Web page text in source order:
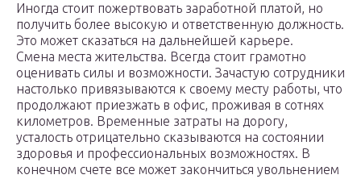
Иногда стоит пожертвовать заработной платой, но
получить более высокую и ответственную должность.
Это может сказаться на дальнейшей карьере.
Смена места жительства. Всегда стоит грамотно
оценивать силы и возможности. Зачастую сотрудники
настолько привязываются к своему месту работы, что
продолжают приезжать в офис, проживая в сотнях
километров. Временные затраты на дорогу,
усталость отрицательно сказываются на состоянии
здоровья и профессиональных возможностях. В
конечном счете все может закончиться увольнением